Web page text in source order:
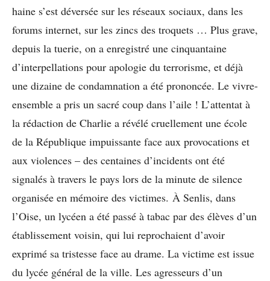
haine s’est déversée sur les réseaux sociaux, dans les
forums internet, sur les zincs des troquets … Plus grave,
depuis la tuerie, on a enregistré une cinquantaine
d’interpellations pour apologie du terrorisme, et déjà
une dizaine de condamnation a été prononcée. Le vivre-
ensemble a pris un sacré coup dans l’aile ! L’attentat à
la rédaction de Charlie a révélé cruellement une école
de la République impuissante face aux provocations et
aux violences – des centaines d’incidents ont été
signalés à travers le pays lors de la minute de silence
organisée en mémoire des victimes. À Senlis, dans
l’Oise, un lycéen a été passé à tabac par des élèves d’un
établissement voisin, qui lui reprochaient d’avoir
exprimé sa tristesse face au drame. La victime est issue
du lycée général de la ville. Les agresseurs d’un